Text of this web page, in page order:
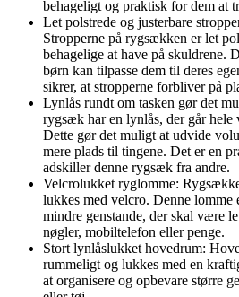
behageligt og praktisk for dem at
Let polstrede og justerbare
Stropperne på rygsækken er let
behagelige at have på skuldrene.
børn kan tilpasse dem til deres
sikrer, at stropperne forbliver på
Lynlås rundt om tasken gør det
rygsæk har en lynlås, der går hele
Dette gør det muligt at udvide
mere plads til tingene. Det er en
adskiller denne rygsæk fra andre.
Velcrolukket ryglomme:
lukkes med velcro. Denne
mindre genstande, der skal være
nøgler, mobiltelefon eller penge.
Stort lynlåslukket hovedrum:
rummeligt og lukkes med en
at organisere og opbevare større